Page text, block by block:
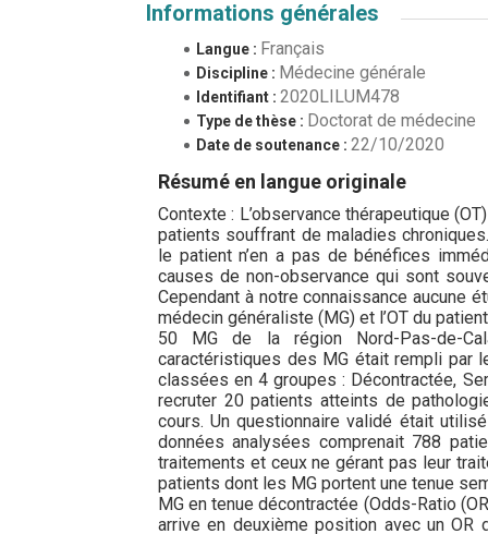
Informations générales
Langue : Français
Discipline : Médecine générale
Identifiant : 2020LILUM478
Type de thèse : Doctorat de médecine
Date de soutenance : 22/10/2020
Résumé en langue originale
Contexte : L’observance thérapeutique
patients souffrant de maladies
le patient n’en a pas de bénéfices
causes de non-observance qui sont
Cependant à notre connaissance aucune
médecin généraliste (MG) et l’OT du
50 MG de la région Nord-Pas-de-
caractéristiques des MG était rempli par
classées en 4 groupes : Décontractée,
recruter 20 patients atteints de
cours. Un questionnaire validé était
données analysées comprenait 788
traitements et ceux ne gérant pas leur
patients dont les MG portent une tenue
MG en tenue décontractée (Odds-Ratio
arrive en deuxième position avec un OR